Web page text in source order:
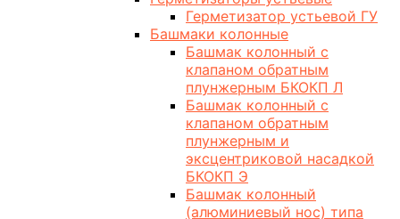
Герметизатор устьевой ГУ
Башмаки колонные
Башмак колонный с
клапаном обратным
плунжерным БКОКП Л
Башмак колонный с
клапаном обратным
плунжерным и
эксцентриковой насадкой
БКОКП Э
Башмак колонный
(алюминиевый нос) типа